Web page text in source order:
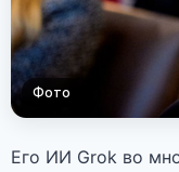
Фото
Его ИИ Grok во